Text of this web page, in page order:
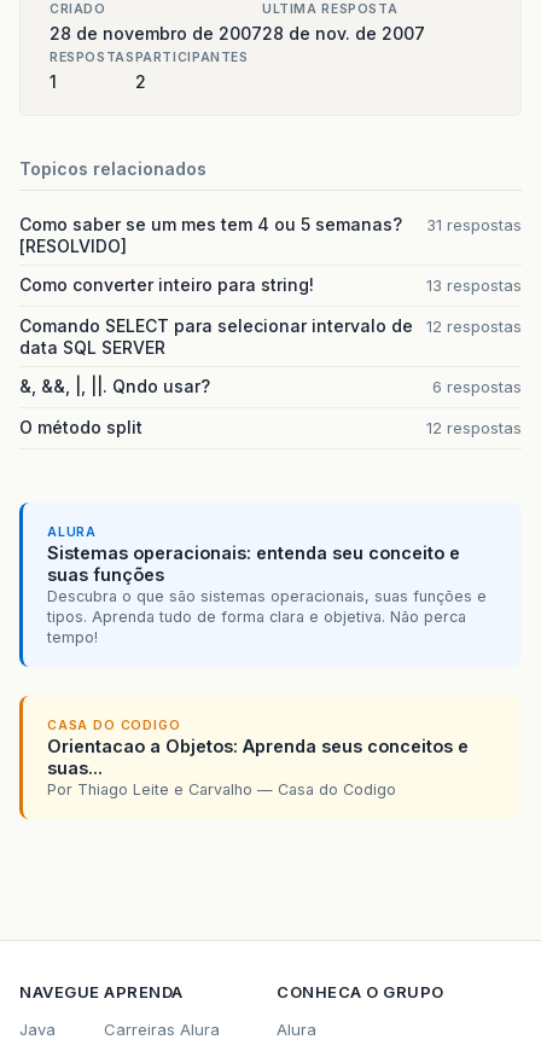
CRIADO
28 de novembro de 2007
ULTIMA RESPOSTA
28 de nov. de 2007
RESPOSTAS
1
PARTICIPANTES
2
Topicos relacionados
Como saber se um mes tem 4 ou 5 semanas?
[RESOLVIDO]
31 respostas
Como converter inteiro para string! 13 respostas
Comando SELECT para selecionar intervalo de
data SQL SERVER
12 respostas
&, &&, |, ||. Qndo usar? 6 respostas
O método split 12 respostas
ALURA
Sistemas operacionais: entenda seu conceito e
suas funções
Descubra o que são sistemas operacionais, suas funções e
tipos. Aprenda tudo de forma clara e objetiva. Não perca
tempo!
CASA DO CODIGO
Orientacao a Objetos: Aprenda seus conceitos e
suas...
Por Thiago Leite e Carvalho — Casa do Codigo
NAVEGUE
Java
APRENDA
Carreiras Alura
CONHECA O GRUPO
Alura